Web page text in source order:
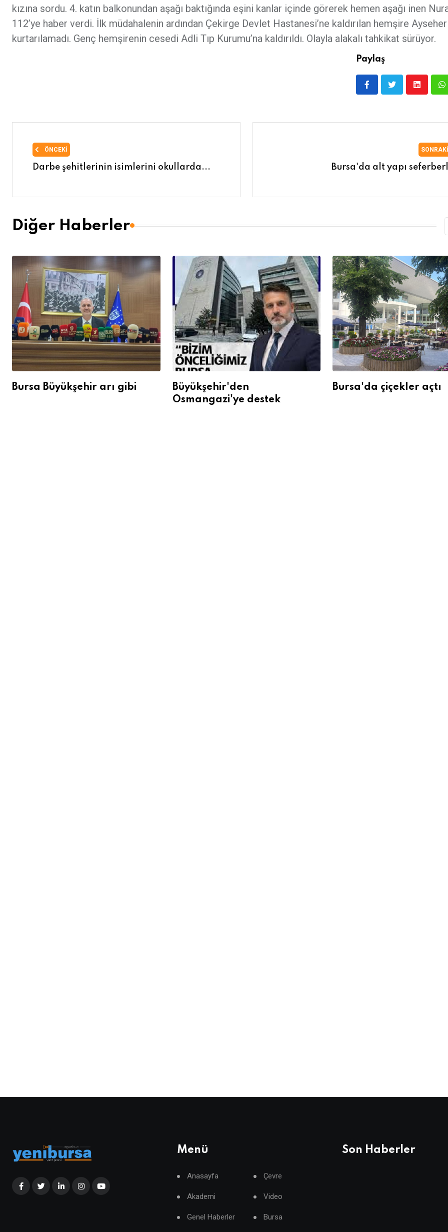
kızına sordu. 4. katın balkonundan aşağı baktığında eşini kanlar içinde görerek hemen aşağı inen
112’ye haber verdi. İlk müdahalenin ardından Çekirge Devlet Hastanesi’ne kaldırılan hemşire
kurtarılamadı. Genç hemşirenin cesedi Adli Tıp Kurumu’na kaldırıldı. Olayla alakalı tahkikat sürüyor.
Paylaş
ÖNCEKI
Darbe şehitlerinin isimlerini okullarda...
SONRAKI
Bursa'da alt yapı
Diğer Haberler
Bursa Büyükşehir arı gibi
Büyükşehir'den
Osmangazi'ye destek
Bursa'da çiçekler açtı
Menü
Anasayfa Çevre
Akademi Video
Genel Haberler Bursa
Son Haberler